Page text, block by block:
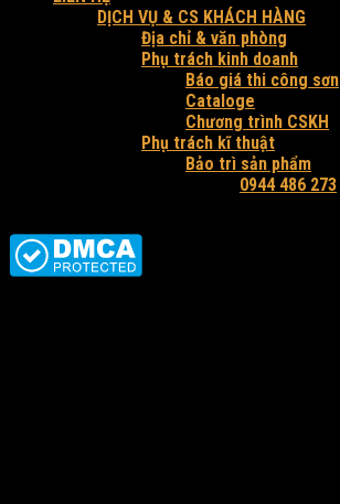
DỊCH VỤ & CS KHÁCH HÀNG
Địa chỉ & văn phòng
Phụ trách kinh doanh
Báo giá thi công sơn
Cataloge
Chương trình CSKH
Phụ trách kĩ thuật
Bảo trì sản phẩm
0944 486 273